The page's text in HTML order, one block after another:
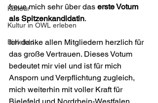
Kultour
Kultur in OWL erleben
Bielefeld
freue mich sehr über das erste Votum
als Spitzenkandidatin.
Ich danke allen Mitgliedern herzlich für
das große Vertrauen. Dieses Votum
bedeutet mir viel und ist für mich
Ansporn und Verpflichtung zugleich,
mich weiterhin mit voller Kraft für